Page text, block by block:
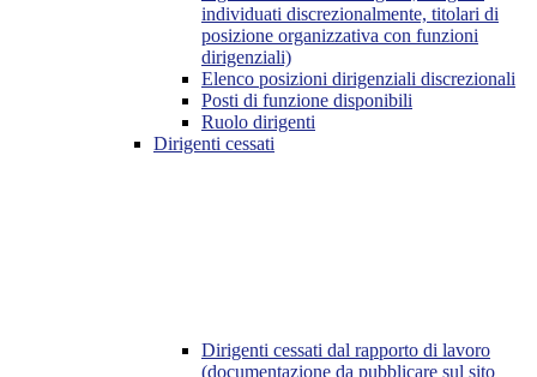
individuati discrezionalmente, titolari di
posizione organizzativa con funzioni
dirigenziali)
Elenco posizioni dirigenziali discrezionali
Posti di funzione disponibili
Ruolo dirigenti
Dirigenti cessati
Dirigenti cessati dal rapporto di lavoro
(documentazione da pubblicare sul sito